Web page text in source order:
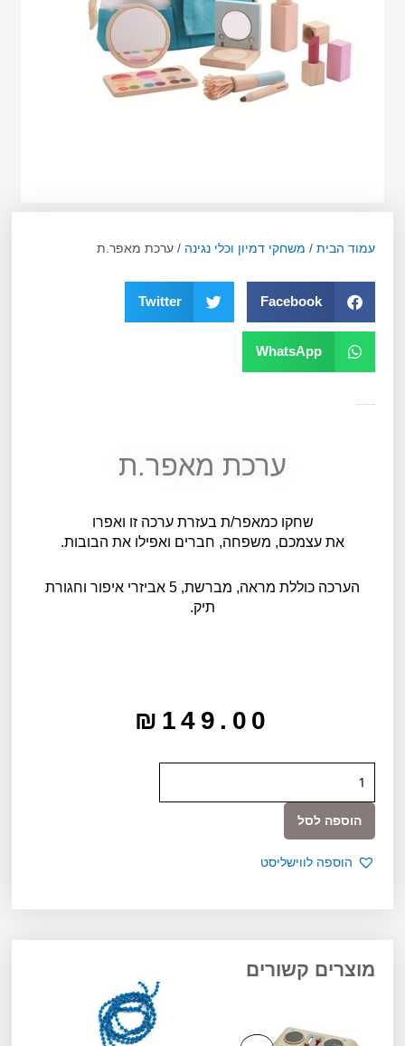
עמוד הבית / משחקי דמיון וכלי נגינה / ערכת מאפר.ת
Facebook
Twitter
WhatsApp
ערכת מאפר.ת
שחקו כמאפר/ת בעזרת ערכה זו ואפרו
את עצמכם, משפחה, חברים ואפילו את הבובות.
הערכה כוללת מראה, מברשת, 5 אביזרי איפור וחגורת
תיק.
₪ 149.00
של
ערכת
הוספה לסל
הוספה לווישליסט
מוצרים קשורים